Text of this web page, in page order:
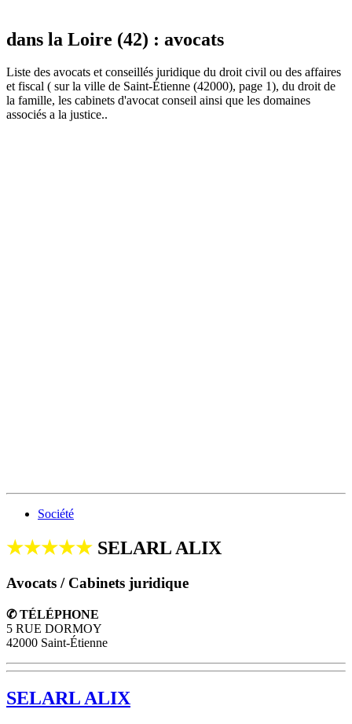
dans la Loire (42) : avocats
Liste des avocats et conseillés juridique du droit civil ou des affaires
et fiscal ( sur la ville de Saint-Étienne (42000), page 1), du droit de
la famille, les cabinets d'avocat conseil ainsi que les domaines
associés a la justice..
Société
★★★★★ SELARL ALIX
Avocats / Cabinets juridique
✆ TÉLÉPHONE
5 RUE DORMOY
42000 Saint-Étienne
SELARL ALIX